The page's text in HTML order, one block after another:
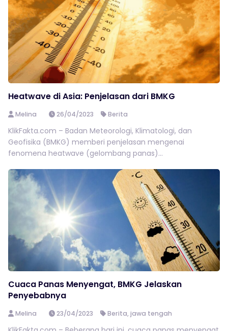
Heatwave di Asia: Penjelasan dari BMKG
Melina 26/04/2023 Berita
KlikFakta.com – Badan Meteorologi, Klimatologi, dan
Geofisika (BMKG) memberi penjelasan mengenai
fenomena heatwave (gelombang panas)...
Cuaca Panas Menyengat, BMKG Jelaskan
Penyebabnya
Melina 23/04/2023 Berita,jawa tengah